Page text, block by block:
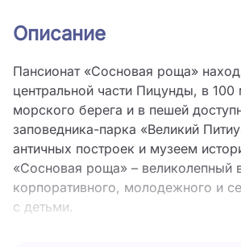
Описание
Пансионат «Сосновая роща»
центральной части Пицунды, в 100
морского берега и в пешей
заповедника-парка «Великий
античных построек и музеем
«Сосновая роща» – великолепный
корпоративного, молодежного и
с детьми.